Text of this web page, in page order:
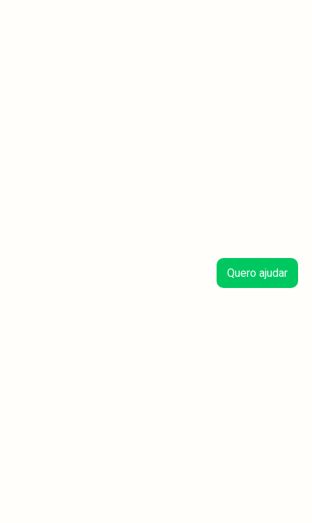
Quero ajudar